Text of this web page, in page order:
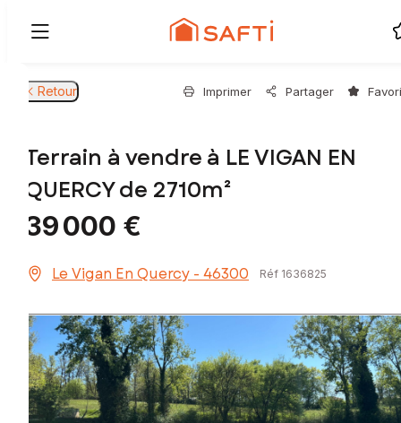
Retour Imprimer Partager
Terrain à vendre à LE VIGAN EN
QUERCY de 2710m²
39 000 €
Le Vigan En Quercy - 46300 Réf 1636825